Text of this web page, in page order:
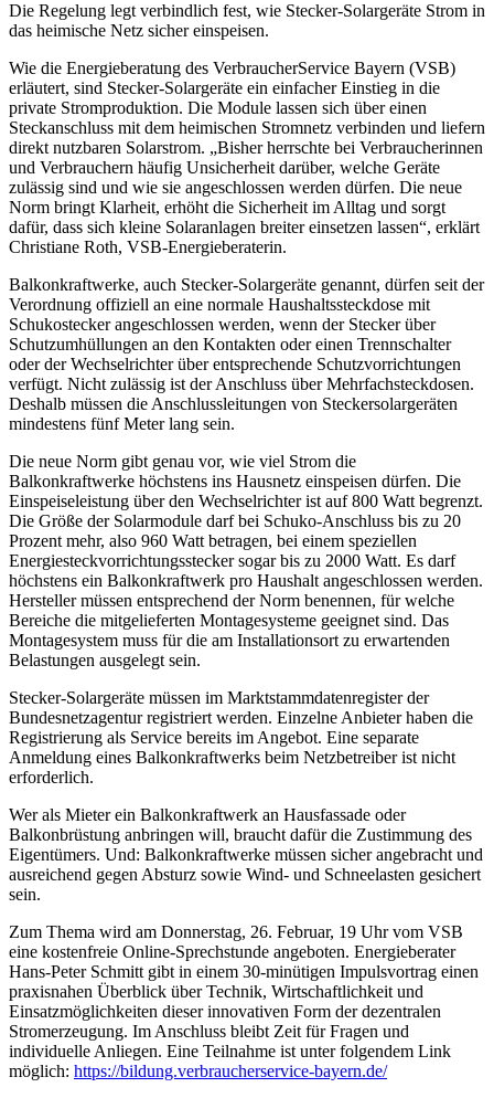
Die Regelung legt verbindlich fest, wie Stecker-Solargeräte Strom in
das heimische Netz sicher einspeisen.
Wie die Energieberatung des VerbraucherService Bayern (VSB)
erläutert, sind Stecker-Solargeräte ein einfacher Einstieg in die
private Stromproduktion. Die Module lassen sich über einen
Steckanschluss mit dem heimischen Stromnetz verbinden und liefern
direkt nutzbaren Solarstrom. „Bisher herrschte bei Verbraucherinnen
und Verbrauchern häufig Unsicherheit darüber, welche Geräte
zulässig sind und wie sie angeschlossen werden dürfen. Die neue
Norm bringt Klarheit, erhöht die Sicherheit im Alltag und sorgt
dafür, dass sich kleine Solaranlagen breiter einsetzen lassen“, erklärt
Christiane Roth, VSB-Energieberaterin.
Balkonkraftwerke, auch Stecker-Solargeräte genannt, dürfen seit der
Verordnung offiziell an eine normale Haushaltssteckdose mit
Schukostecker angeschlossen werden, wenn der Stecker über
Schutzumhüllungen an den Kontakten oder einen Trennschalter
oder der Wechselrichter über entsprechende Schutzvorrichtungen
verfügt. Nicht zulässig ist der Anschluss über Mehrfachsteckdosen.
Deshalb müssen die Anschlussleitungen von Steckersolargeräten
mindestens fünf Meter lang sein.
Die neue Norm gibt genau vor, wie viel Strom die
Balkonkraftwerke höchstens ins Hausnetz einspeisen dürfen. Die
Einspeiseleistung über den Wechselrichter ist auf 800 Watt begrenzt.
Die Größe der Solarmodule darf bei Schuko-Anschluss bis zu 20
Prozent mehr, also 960 Watt betragen, bei einem speziellen
Energiesteckvorrichtungsstecker sogar bis zu 2000 Watt. Es darf
höchstens ein Balkonkraftwerk pro Haushalt angeschlossen werden.
Hersteller müssen entsprechend der Norm benennen, für welche
Bereiche die mitgelieferten Montagesysteme geeignet sind. Das
Montagesystem muss für die am Installationsort zu erwartenden
Belastungen ausgelegt sein.
Stecker-Solargeräte müssen im Marktstammdatenregister der
Bundesnetzagentur registriert werden. Einzelne Anbieter haben die
Registrierung als Service bereits im Angebot. Eine separate
Anmeldung eines Balkonkraftwerks beim Netzbetreiber ist nicht
erforderlich.
Wer als Mieter ein Balkonkraftwerk an Hausfassade oder
Balkonbrüstung anbringen will, braucht dafür die Zustimmung des
Eigentümers. Und: Balkonkraftwerke müssen sicher angebracht und
ausreichend gegen Absturz sowie Wind- und Schneelasten gesichert
sein.
Zum Thema wird am Donnerstag, 26. Februar, 19 Uhr vom VSB
eine kostenfreie Online-Sprechstunde angeboten. Energieberater
Hans-Peter Schmitt gibt in einem 30-minütigen Impulsvortrag einen
praxisnahen Überblick über Technik, Wirtschaftlichkeit und
Einsatzmöglichkeiten dieser innovativen Form der dezentralen
Stromerzeugung. Im Anschluss bleibt Zeit für Fragen und
individuelle Anliegen. Eine Teilnahme ist unter folgendem Link
möglich: https://bildung.verbraucherservice-bayern.de/